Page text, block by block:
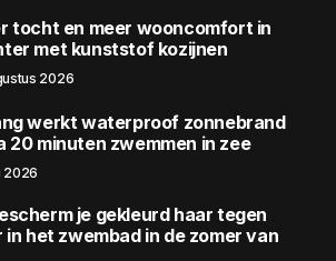
tocht en meer wooncomfort in
met kunststof kozijnen
2026
werkt waterproof zonnebrand
20 minuten zwemmen in zee
2026
je gekleurd haar tegen
in het zwembad in de zomer van